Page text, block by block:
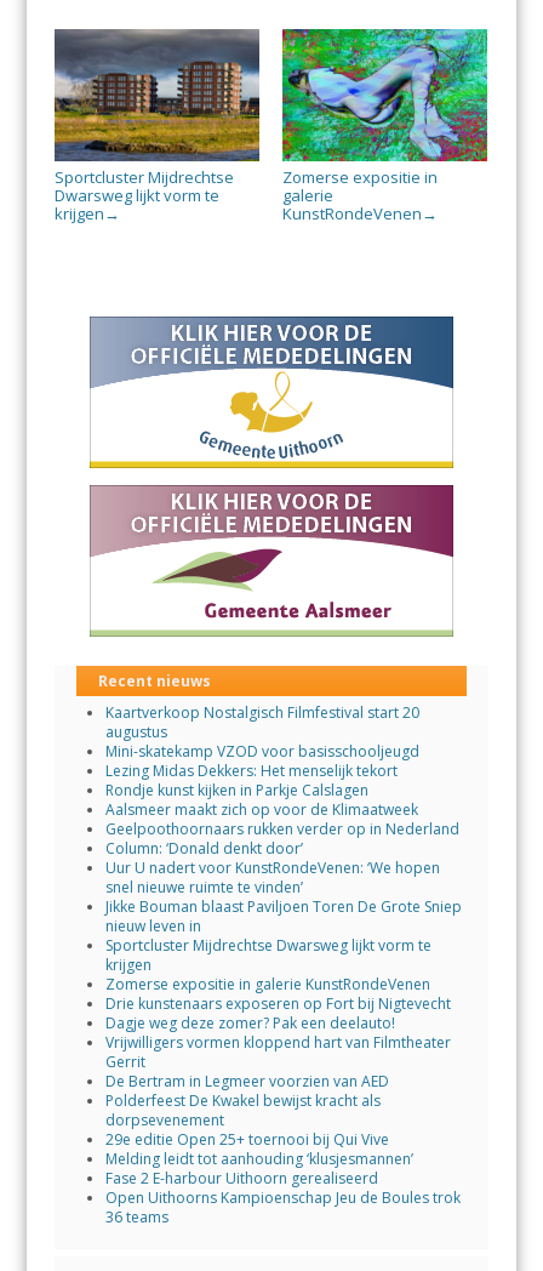
Sportcluster Mijdrechtse
Dwarsweg lijkt vorm te
krijgen →
Zomerse expositie in
galerie
KunstRondeVenen →
Recent nieuws
Kaartverkoop Nostalgisch Filmfestival start 20
augustus
Mini-skatekamp VZOD voor basisschooljeugd
Lezing Midas Dekkers: Het menselijk tekort
Rondje kunst kijken in Parkje Calslagen
Aalsmeer maakt zich op voor de Klimaatweek
Geelpoothoornaars rukken verder op in Nederland
Column: ‘Donald denkt door’
Uur U nadert voor KunstRondeVenen: ‘We hopen
snel nieuwe ruimte te vinden’
Jikke Bouman blaast Paviljoen Toren De Grote Sniep
nieuw leven in
Sportcluster Mijdrechtse Dwarsweg lijkt vorm te
krijgen
Zomerse expositie in galerie KunstRondeVenen
Drie kunstenaars exposeren op Fort bij Nigtevecht
Dagje weg deze zomer? Pak een deelauto!
Vrijwilligers vormen kloppend hart van Filmtheater
Gerrit
De Bertram in Legmeer voorzien van AED
Polderfeest De Kwakel bewijst kracht als
dorpsevenement
29e editie Open 25+ toernooi bij Qui Vive
Melding leidt tot aanhouding ‘klusjesmannen’
Fase 2 E-harbour Uithoorn gerealiseerd
Open Uithoorns Kampioenschap Jeu de Boules trok
36 teams